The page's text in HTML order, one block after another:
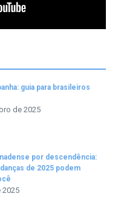
guia para brasileiros
de 2025
por descendência:
de 2025 podem
2025